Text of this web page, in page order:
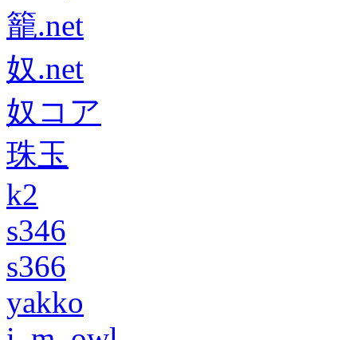
籠.net
奴.net
奴コア
珠玉
k2
s346
s366
yakko